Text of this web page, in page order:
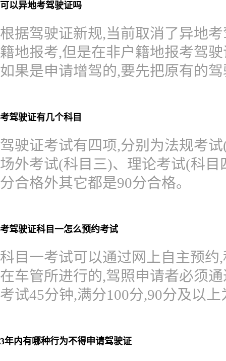
可以异地考驾驶证吗
根据驾驶证新规,当前取消了异地
籍地报考,但是在非户籍地报考驾
如果是申请增驾的,要先把原有的
考驾驶证有几个科目
驾驶证考试有四项,分别为法规考
场外考试(科目三)、理论考试(科目
分合格外其它都是90分合格。
考驾驶证科目一怎么预约考试
科目一考试可以通过网上自主预
在车管所进行的,驾照申请者必须
考试45分钟,满分100分,90分及以
3年内有哪种行为不得申请驾驶证